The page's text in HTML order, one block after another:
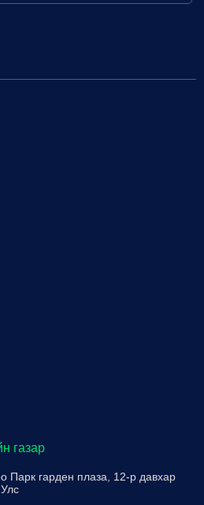
газар
Парк гарден плаза, 12-р давхар